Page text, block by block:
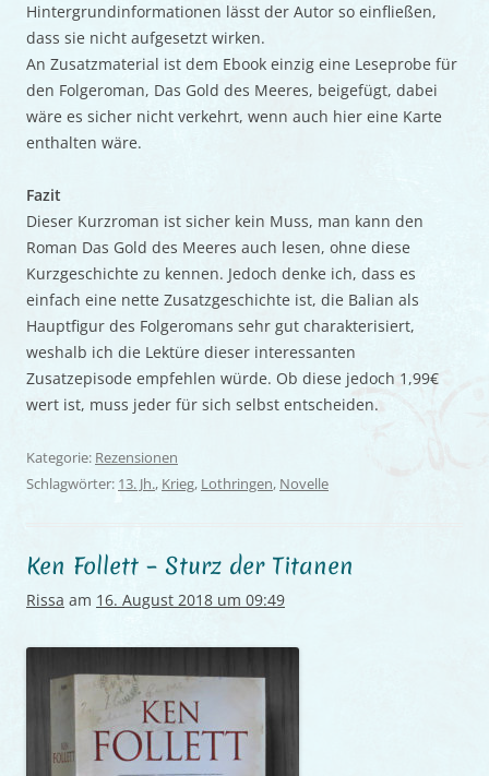
Hintergrundinformationen lässt der Autor so einfließen,
dass sie nicht aufgesetzt wirken.
An Zusatzmaterial ist dem Ebook einzig eine Leseprobe für
den Folgeroman, Das Gold des Meeres, beigefügt, dabei
wäre es sicher nicht verkehrt, wenn auch hier eine Karte
enthalten wäre.
Fazit
Dieser Kurzroman ist sicher kein Muss, man kann den
Roman Das Gold des Meeres auch lesen, ohne diese
Kurzgeschichte zu kennen. Jedoch denke ich, dass es
einfach eine nette Zusatzgeschichte ist, die Balian als
Hauptfigur des Folgeromans sehr gut charakterisiert,
weshalb ich die Lektüre dieser interessanten
Zusatzepisode empfehlen würde. Ob diese jedoch 1,99€
wert ist, muss jeder für sich selbst entscheiden.
Kategorie: Rezensionen
Schlagwörter: 13. Jh., Krieg, Lothringen, Novelle
Ken Follett – Sturz der Titanen
Rissa am 16. August 2018 um 09:49